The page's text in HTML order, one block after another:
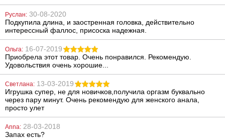
Боди Obsessive
из атласа и
1572 грн
Анально-
1911 грн
Руслан: 30-08-2020
Подкупила длина, и заостренная головка, действительно
интерессный фаллос, присоска надежная.
Ольга: 16-07-2019
Приобрела этот товар. Очень понравился. Рекомендую.
Удовольствия очень хорошие...
Светлана: 13-03-2019
Игрушка супер, не для новичков,получила оргазм буквально
через пару минут. Очень рекомендую для женского анала,
просто улет
Anna: 28-03-2018
Запах есть?